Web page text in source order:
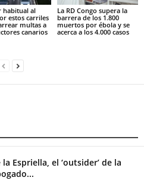
habitual al
estos carriles
multas a
canarios
La RD Congo supera la
barrera de los 1.800
muertos por ébola y se
acerca a los 4.000 casos
Espriella, el ‘outsider’ de la